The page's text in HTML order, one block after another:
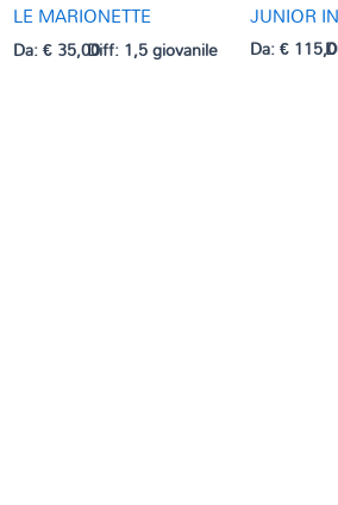
LE MARIONETTE
Da:€35,00Diff: 1,5 giovanile
JUNIOR
Da:€